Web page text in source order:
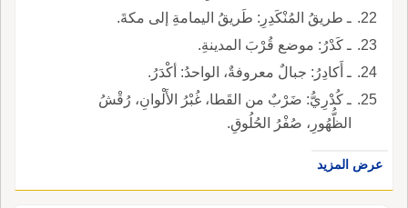
ـ طريقُ المُنْكَدِرِ: طَريقُ اليمامةِ إلى مكةَ.
ـ كَدْرُ: موضع قُرْبَ المدينةِ.
ـ أَكادِرُ: جبالٌ معروفةٌ، الواحدُ: أكْدَرُ.
ـ كُدْرِيُّ: ضَرْبٌ من القَطا، غُبْرُ الأَلْوانِ، رُقْشُ
الظُّهُورِ، صُفْرُ الحُلُوقِ.
عرض المزيد